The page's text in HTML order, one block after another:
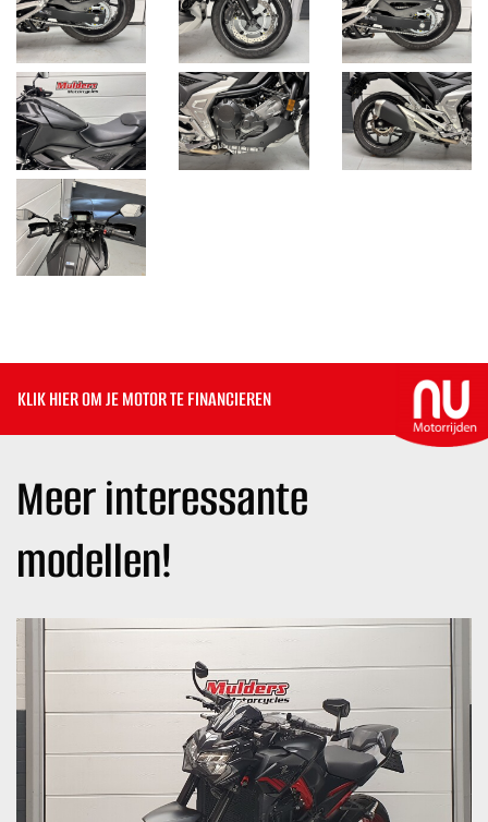
KLIK HIER OM JE MOTOR TE FINANCIEREN
Meer interessante
modellen!